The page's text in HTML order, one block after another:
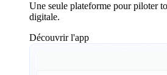
Une seule plateforme pour piloter
digitale.
Découvrir l'app